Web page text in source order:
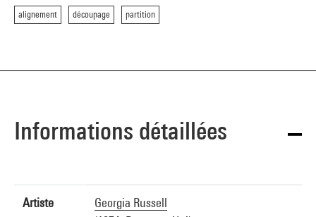
alignement découpage partition
Informations détaillées
Artiste
Georgia Russell